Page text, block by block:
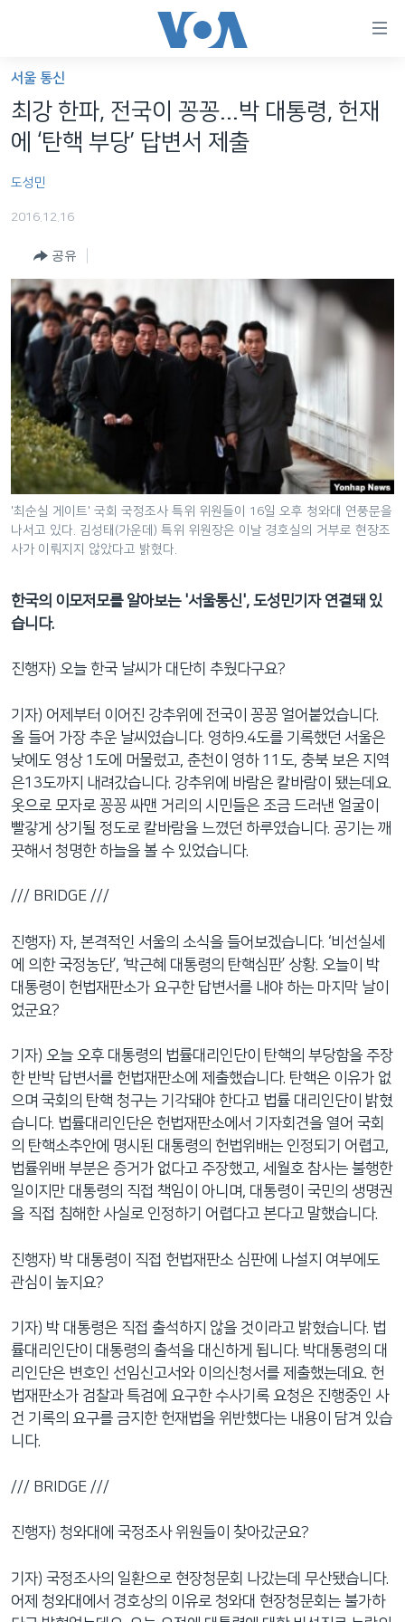
가
능
링
인
츠
로
메
인
네
비
게
션
으
로
동
검
으
이
등
세계
라디오
프로그램
주파수 안내
언어 선택
서울 통신
최강 한파, 전국이 꽁꽁...박 대통령, 헌재
에 ‘탄핵 부당’ 답변서 제출
도성민
2016.12.16
공유
'최순실 게이트' 국회 국정조사 특위 위원들이 16일 오후 청와대 연풍문을
나서고 있다. 김성태(가운데) 특위 위원장은 이날 경호실의 거부로 현장조
사가 이뤄지지 않았다고 밝혔다.
한국의 이모저모를 알아보는 '서울통신', 도성민기자 연결돼 있
습니다.
진행자) 오늘 한국 날씨가 대단히 추웠다구요?
기자) 어제부터 이어진 강추위에 전국이 꽁꽁 얼어붙었습니다.
올 들어 가장 추운 날씨였습니다. 영하9.4도를 기록했던 서울은
낮에도 영상 1도에 머물렀고, 춘천이 영하 11도, 충북 보은 지역
은13도까지 내려갔습니다. 강추위에 바람은 칼바람이 됐는데요.
옷으로 모자로 꽁꽁 싸맨 거리의 시민들은 조금 드러낸 얼굴이
빨갛게 상기될 정도로 칼바람을 느꼈던 하루였습니다. 공기는 깨
끗해서 청명한 하늘을 볼 수 있었습니다.
/// BRIDGE ///
진행자) 자, 본격적인 서울의 소식을 들어보겠습니다. ‘비선실세
에 의한 국정농단’, ‘박근혜 대통령의 탄핵심판’ 상황. 오늘이 박
대통령이 헌법재판소가 요구한 답변서를 내야 하는 마지막 날이
었군요?
기자) 오늘 오후 대통령의 법률대리인단이 탄핵의 부당함을 주장
한 반박 답변서를 헌법재판소에 제출했습니다. 탄핵은 이유가 없
으며 국회의 탄핵 청구는 기각돼야 한다고 법률 대리인단이 밝혔
습니다. 법률대리인단은 헌법재판소에서 기자회견을 열어 국회
의 탄핵소추안에 명시된 대통령의 헌법위배는 인정되기 어렵고,
법률위배 부분은 증거가 없다고 주장했고, 세월호 참사는 불행한
일이지만 대통령의 직접 책임이 아니며, 대통령이 국민의 생명권
을 직접 침해한 사실로 인정하기 어렵다고 본다고 말했습니다.
진행자) 박 대통령이 직접 헌법재판소 심판에 나설지 여부에도
관심이 높지요?
기자) 박 대통령은 직접 출석하지 않을 것이라고 밝혔습니다. 법
률대리인단이 대통령의 출석을 대신하게 됩니다. 박대통령의 대
리인단은 변호인 선임신고서와 이의신청서를 제출했는데요. 헌
법재판소가 검찰과 특검에 요구한 수사기록 요청은 진행중인 사
건 기록의 요구를 금지한 헌재법을 위반했다는 내용이 담겨 있습
니다.
/// BRIDGE ///
진행자) 청와대에 국정조사 위원들이 찾아갔군요?
기자) 국정조사의 일환으로 현장청문회 나갔는데 무산됐습니다.
어제 청와대에서 경호상의 이유로 청와대 현장청문회는 불가하